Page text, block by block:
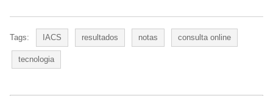
Tags: IACS resultados notas consulta online
tecnologia